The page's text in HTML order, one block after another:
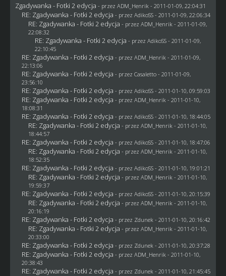
Zgadywanka - Fotki 2 edycja - przez ADM_Henrik - 2011-01-09, 22:04:31
RE: Zgadywanka - Fotki 2 edycja - przez AdikoSS - 2011-01-09, 22:06:34
RE: Zgadywanka - Fotki 2 edycja - przez ADM_Henrik - 2011-01-09,
22:08:32
RE: Zgadywanka - Fotki 2 edycja - przez AdikoSS - 2011-01-09,
22:10:45
RE: Zgadywanka - Fotki 2 edycja - przez ADM_Henrik - 2011-01-09,
22:13:06
RE: Zgadywanka - Fotki 2 edycja - przez Casaletto- 2011-01-09,
23:56:10
RE: Zgadywanka - Fotki 2 edycja - przez AdikoSS - 2011-01-10, 09:59:03
RE: Zgadywanka - Fotki 2 edycja - przez ADM_Henrik - 2011-01-10,
18:08:31
RE: Zgadywanka - Fotki 2 edycja - przez AdikoSS - 2011-01-10, 18:44:05
RE: Zgadywanka - Fotki 2 edycja - przez ADM_Henrik - 2011-01-10,
18:44:57
RE: Zgadywanka - Fotki 2 edycja - przez AdikoSS - 2011-01-10, 18:47:06
RE: Zgadywanka - Fotki 2 edycja - przez ADM_Henrik - 2011-01-10,
18:52:35
RE: Zgadywanka - Fotki 2 edycja - przez AdikoSS - 2011-01-10, 19:01:21
RE: Zgadywanka - Fotki 2 edycja - przez ADM_Henrik - 2011-01-10,
19:59:37
RE: Zgadywanka - Fotki 2 edycja - przez AdikoSS - 2011-01-10, 20:15:39
RE: Zgadywanka - Fotki 2 edycja - przez ADM_Henrik - 2011-01-10,
20:16:19
RE: Zgadywanka - Fotki 2 edycja - przez Zdunek - 2011-01-10, 20:16:42
RE: Zgadywanka - Fotki 2 edycja - przez ADM_Henrik - 2011-01-10,
20:33:00
RE: Zgadywanka - Fotki 2 edycja - przez Zdunek - 2011-01-10, 20:37:28
RE: Zgadywanka - Fotki 2 edycja - przez ADM_Henrik - 2011-01-10,
20:38:43
RE: Zgadywanka - Fotki 2 edycja - przez Zdunek - 2011-01-10, 21:45:45